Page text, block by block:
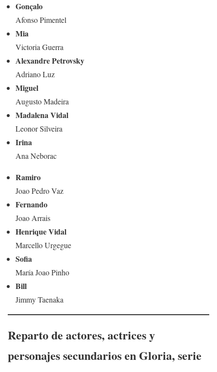
Gonçalo
Afonso Pimentel
Mia
Victoria Guerra
Alexandre Petrovsky
Adriano Luz
Miguel
Augusto Madeira
Madalena Vidal
Leonor Silveira
Irina
Ana Neborac
Ramiro
Joao Pedro Vaz
Fernando
Joao Arrais
Henrique Vidal
Marcello Urgegue
Sofia
María Joao Pinho
Bill
Jimmy Taenaka
Reparto de actores, actrices y
personajes secundarios en Gloria, serie